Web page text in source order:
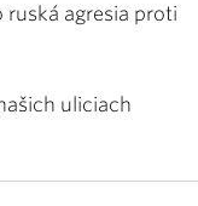
ruská agresia proti
uliciach